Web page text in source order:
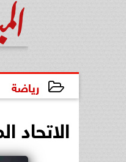
رياضة
الاتحاد